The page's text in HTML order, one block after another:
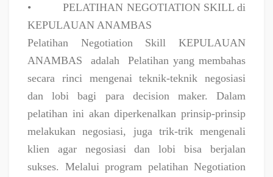
•
PELATIHAN NEGOTIATION SKILL di
KEPULAUAN ANAMBAS
Pelatihan Negotiation Skill KEPULAUAN
ANAMBAS
adalah
Pelatihan yang membahas
secara rinci mengenai teknik-teknik negosiasi
dan lobi bagi para decision maker. Dalam
pelatihan ini akan diperkenalkan prinsip-prinsip
melakukan negosiasi, juga trik-trik mengenali
klien agar negosiasi dan lobi bisa berjalan
sukses. Melalui program pelatihan Negotiation